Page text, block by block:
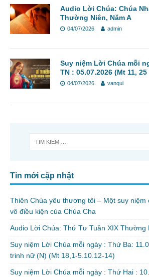
Audio Lời Chúa: Chúa
Thường Niên, Năm A
04/07/2026 admin
Suy niệm Lời Chúa mỗi
TN : 05.07.2026 (Mt 11, 25
04/07/2026 vanqui
Tin mới cập nhật
Thiên Chúa yêu thương tôi – Một suy niệm
vô điều kiện của Chúa Cha
Audio Lời Chúa: Thứ Tư Tuần XIX Thường
Suy niệm Lời Chúa mỗi ngày : Thứ Ba:
trinh nữ (N) (Mt 18,1-5.10.12-14)
Suy niệm Lời Chúa mỗi ngày : Thứ Hai :